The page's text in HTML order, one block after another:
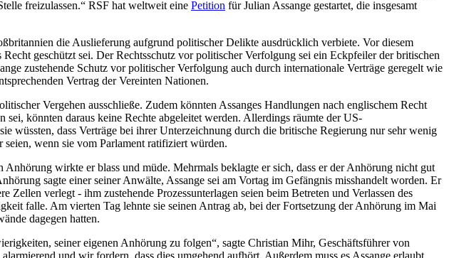
freizulassen.“ RSF hat weltweit eine Petition für Julian Assange gestartet, die insgesamt
die Auslieferung aufgrund politischer Delikte ausdrücklich verbiete. Vor diesem
geschützt sei. Der Rechtsschutz vor politischer Verfolgung sei ein Eckpfeiler der britischen
zustehende Schutz vor politischer Verfolgung auch durch internationale Verträge geregelt wie
Vertrag der Vereinten Nationen.
Vergehen ausschließe. Zudem könnten Assanges Handlungen nach englischem Recht
könnten daraus keine Rechte abgeleitet werden. Allerdings räumte der US-
wüssten, dass Verträge bei ihrer Unterzeichnung durch die britische Regierung nur sehr wenig
seien, wenn sie vom Parlament ratifiziert würden.
wirkte er blass und müde. Mehrmals beklagte er sich, dass er der Anhörung nicht gut
sagte einer seiner Anwälte, Assange sei am Vortag im Gefängnis misshandelt worden. Er
verlegt - ihm zustehende Prozessunterlagen seien beim Betreten und Verlassen des
falle. Am vierten Tag lehnte sie seinen Antrag ab, bei der Fortsetzung der Anhörung im Mai
dagegen hatten.
seiner eigenen Anhörung zu folgen“, sagte Christian Mihr, Geschäftsführer von